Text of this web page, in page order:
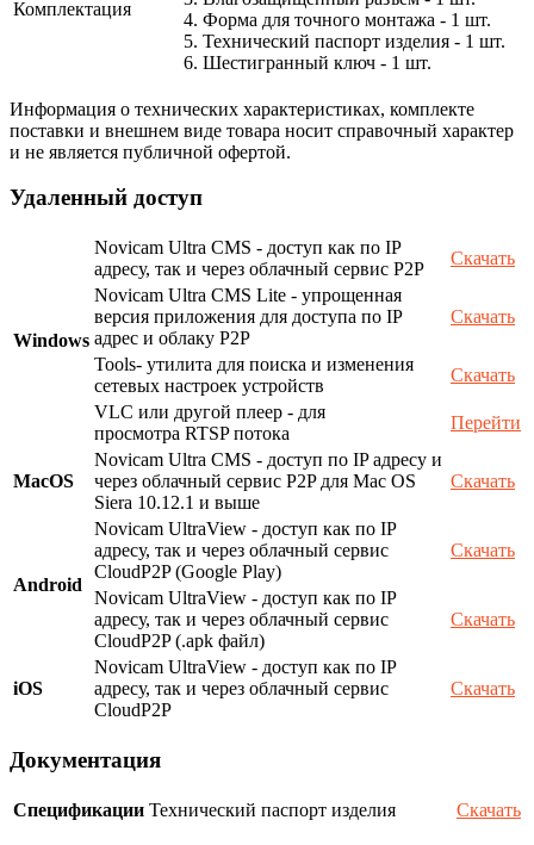
Комплектация
4. Форма для точного монтажа - 1 шт.
5. Технический паспорт изделия - 1 шт.
6. Шестигранный ключ - 1 шт.
Информация о технических характеристиках, комплекте
поставки и внешнем виде товара носит справочный характер
и не является публичной офертой.
Удаленный доступ
Windows
Novicam Ultra CMS - доступ как по IP
адресу, так и через облачный сервис P2P
Скачать
Novicam Ultra CMS Lite - упрощенная
версия приложения для доступа по IP
адрес и облаку P2P
Скачать
Tools- утилита для поиска и изменения
сетевых настроек устройств
Скачать
VLC или другой плеер - для
просмотра RTSP потока
Перейти
MacOS
Novicam Ultra CMS - доступ по IP адресу и
через облачный сервис P2P для Mac OS
Siera 10.12.1 и выше
Скачать
Android
Novicam UltraView - доступ как по IP
адресу, так и через облачный сервис
CloudP2P (Google Play)
Скачать
Novicam UltraView - доступ как по IP
адресу, так и через облачный сервис
CloudP2P (.apk файл)
Скачать
iOS
Novicam UltraView - доступ как по IP
адресу, так и через облачный сервис
CloudP2P
Скачать
Документация
Спецификации Технический паспорт изделия Скачать